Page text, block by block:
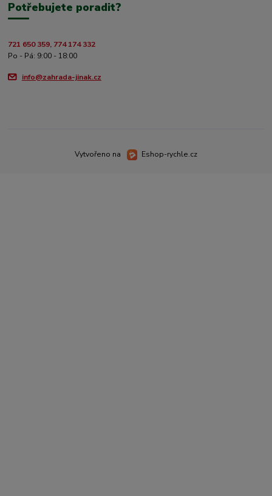
Potřebujete poradit?
721 650 359, 774 174 332
Po - Pá: 9:00 - 18:00
info@zahrada-jinak.cz
Vytvořeno na Eshop-rychle.cz